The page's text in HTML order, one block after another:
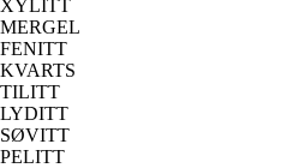
XYLITT
MERGEL
FENITT
KVARTS
TILITT
LYDITT
SØVITT
PELITT